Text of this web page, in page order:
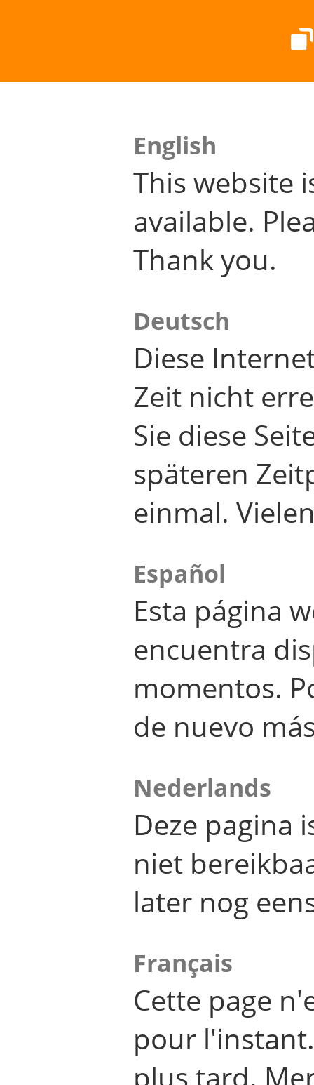
English
This website
available.
Thank you.
Deutsch
Diese
Zeit nicht
Sie diese
späteren
einmal.
Español
Esta página
encuentra
momentos.
de nuevo
Nederlands
Deze pagina
niet
later nog
Français
Cette page
pour
plus tard.